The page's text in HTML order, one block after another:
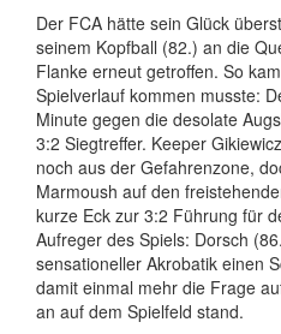
Der FCA hätte sein Glück
seinem Kopfball (82.) an die
Flanke erneut getroffen. So
Spielverlauf kommen musste:
Minute gegen die desolate
3:2 Siegtreffer. Keeper
noch aus der Gefahrenzone,
Marmoush auf den
kurze Eck zur 3:2 Führung für
Aufreger des Spiels: Dorsch
sensationeller Akrobatik einen
damit einmal mehr die Frage
an auf dem Spielfeld stand.